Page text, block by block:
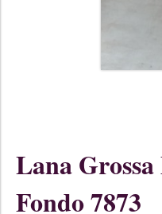
Lana
Fondo 7873